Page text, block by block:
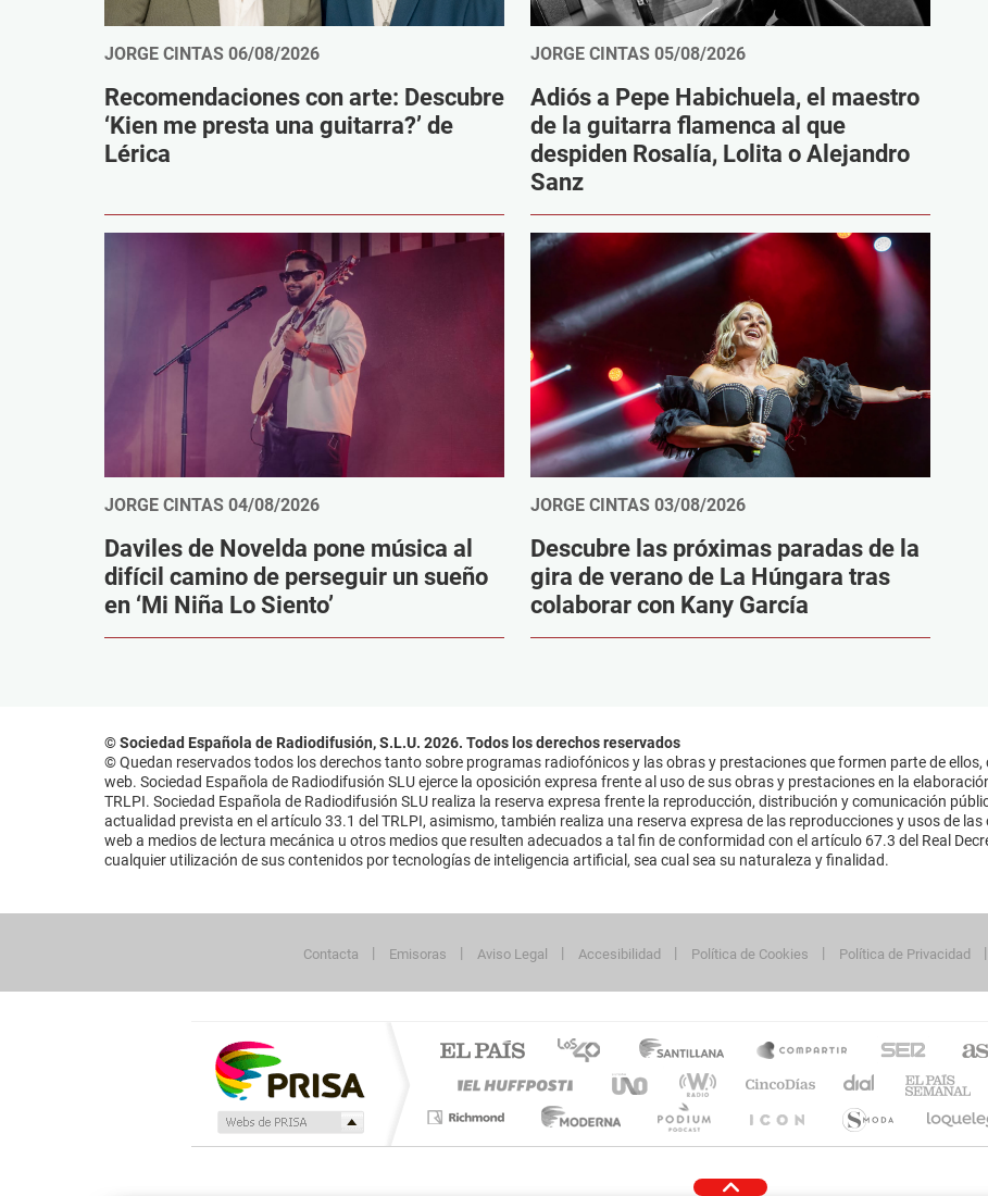
JORGE CINTAS 06/08/2026
Recomendaciones con arte: Descubre
‘Kien me presta una guitarra?’ de
Lérica
JORGE CINTAS 05/08/2026
Adiós a Pepe Habichuela, el maestro
de la guitarra flamenca al que
despiden Rosalía, Lolita o Alejandro
Sanz
JORGE CINTAS 04/08/2026
Daviles de Novelda pone música al
difícil camino de perseguir un sueño
en ‘Mi Niña Lo Siento’
JORGE CINTAS 03/08/2026
Descubre las próximas paradas de la
gira de verano de La Húngara tras
colaborar con Kany García
© Sociedad Española de Radiodifusión, S.L.U. 2026. Todos los derechos reservados
© Quedan reservados todos los derechos tanto sobre programas radiofónicos y las obras y prestaciones que formen parte de
web. Sociedad Española de Radiodifusión SLU ejerce la oposición expresa frente al uso de sus obras y prestaciones en la
TRLPI. Sociedad Española de Radiodifusión SLU realiza la reserva expresa frente la reproducción, distribución y comunicación
actualidad prevista en el artículo 33.1 del TRLPI, asimismo, también realiza una reserva expresa de las reproducciones y usos de
web a medios de lectura mecánica u otros medios que resulten adecuados a tal fin de conformidad con el artículo 67.3 del Real
cualquier utilización de sus contenidos por tecnologías de inteligencia artificial, sea cual sea su naturaleza y finalidad.
Contacta Emisoras Aviso Legal Accesibilidad Política de Cookies Política de Privacidad